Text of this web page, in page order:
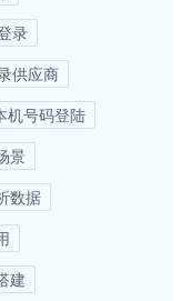
录
供应商
机号码登陆
景
数据
建